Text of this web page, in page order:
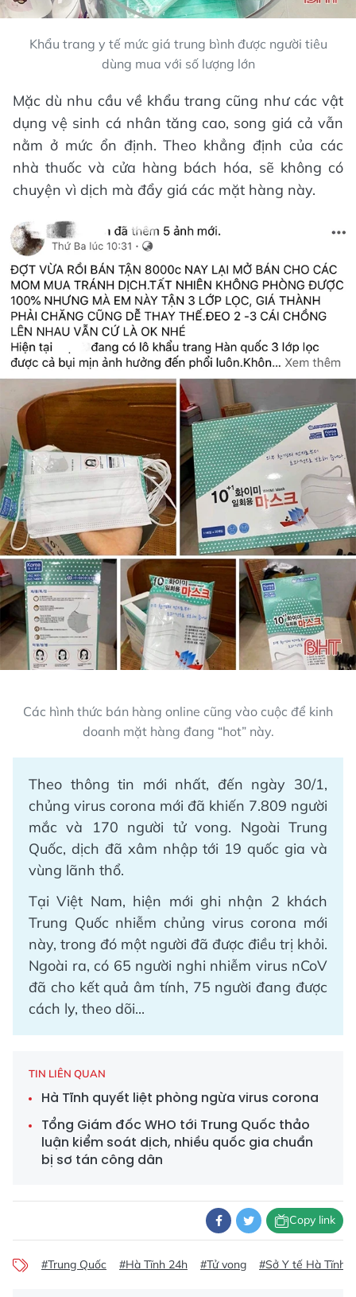
Khẩu trang y tế mức giá trung bình được người tiêu
dùng mua với số lượng lớn
Mặc dù nhu cầu về khẩu trang cũng như các vật
dụng vệ sinh cá nhân tăng cao, song giá cả vẫn
nằm ở mức ổn định. Theo khẳng định của các
nhà thuốc và cửa hàng bách hóa, sẽ không có
chuyện vì dịch mà đẩy giá các mặt hàng này.
Các hình thức bán hàng online cũng vào cuộc để kinh
doanh mặt hàng đang “hot” này.
Theo thông tin mới nhất, đến ngày 30/1,
chủng virus corona mới đã khiến 7.809 người
mắc và 170 người tử vong. Ngoài Trung
Quốc, dịch đã xâm nhập tới 19 quốc gia và
vùng lãnh thổ.
Tại Việt Nam, hiện mới ghi nhận 2 khách
Trung Quốc nhiễm chủng virus corona mới
này, trong đó một người đã được điều trị khỏi.
Ngoài ra, có 65 người nghi nhiễm virus nCoV
đã cho kết quả âm tính, 75 người đang được
cách ly, theo dõi...
TIN LIÊN QUAN
Hà Tĩnh quyết liệt phòng ngừa virus corona
Tổng Giám đốc WHO tới Trung Quốc thảo
luận kiểm soát dịch, nhiều quốc gia chuẩn
bị sơ tán công dân
Copy link
#Trung Quốc #Hà Tĩnh 24h #Tử vong #Sở Y tế Hà Tĩnh